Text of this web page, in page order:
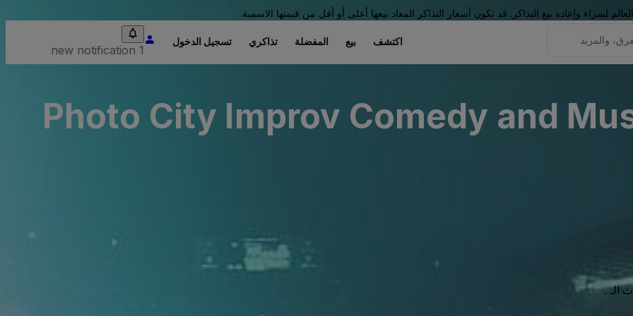
لشراء وإعادة بيع التذاكر. قد تكون أسعار التذاكر المعاد بيعها أعلى أو أقل من قيمتها الاسمية.
اكتشف بيع المفضلة تذاكري تسجيل الدخول
1 new notification
Photo City Improv Comedy and
الـ .